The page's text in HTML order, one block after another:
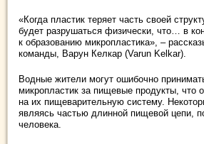
«Когда пластик теряет часть своей
будет разрушаться физически, что… в
к образованию микропластика», –
команды, Варун Келкар (Varun Kelkar).
Водные жители могут ошибочно
микропластик за пищевые продукты, что
на их пищеварительную систему.
являясь частью длинной пищевой цепи,
человека.